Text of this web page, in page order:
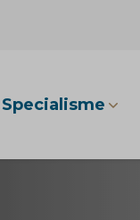
Specialisme